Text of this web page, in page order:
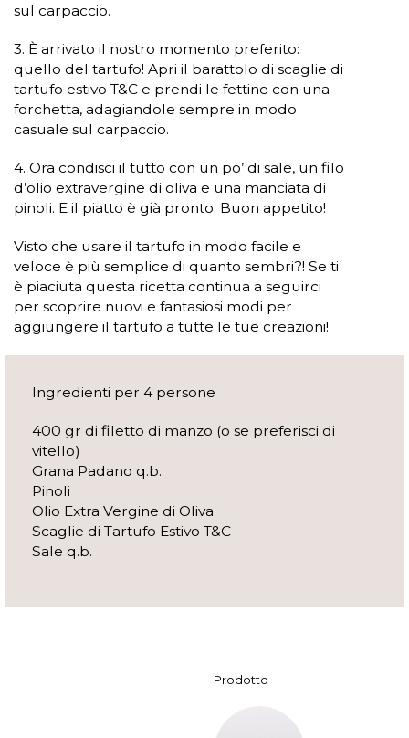
sul carpaccio.
3. È arrivato il nostro momento preferito:
quello del tartufo! Apri il barattolo di scaglie di
tartufo estivo T&C e prendi le fettine con una
forchetta, adagiandole sempre in modo
casuale sul carpaccio.
4. Ora condisci il tutto con un po’ di sale, un filo
d’olio extravergine di oliva e una manciata di
pinoli. E il piatto è già pronto. Buon appetito!
Visto che usare il tartufo in modo facile e
veloce è più semplice di quanto sembri?! Se ti
è piaciuta questa ricetta continua a seguirci
per scoprire nuovi e fantasiosi modi per
aggiungere il tartufo a tutte le tue creazioni!
Ingredienti per 4 persone
400 gr di filetto di manzo (o se preferisci di
vitello)
Grana Padano q.b.
Pinoli
Olio Extra Vergine di Oliva
Scaglie di Tartufo Estivo T&C
Sale q.b.
Prodotto